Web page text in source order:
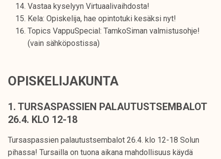
Vastaa kyselyyn Virtuaalivaihdosta!
Kela: Opiskelija, hae opintotuki kesäksi nyt!
Topics VappuSpecial: TamkoSiman valmistusohje!
(vain sähköpostissa)
OPISKELIJAKUNTA
1. TURSASPASSIEN PALAUTUSTSEMBALOT
26.4. KLO 12-18
Tursaspassien palautustsembalot 26.4. klo 12-18 Solun
pihassa! Tursailla on tuona aikana mahdollisuus käydä